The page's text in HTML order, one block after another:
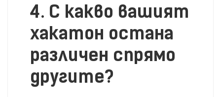
4. С какво вашият
хакатон остана
различен спрямо
другите?